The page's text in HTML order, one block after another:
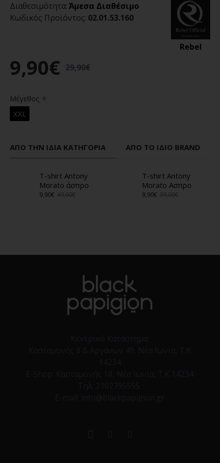
9,90€ 29,90€
Διαθεσιμότητα:Άμεσα Διαθέσιμο
Κωδικός Προϊόντος: 02.01.53.160
Rebel
Μέγεθος
XXL
ΑΠΌ ΤΗΝ ΊΔΙΑ ΚΑΤΗΓΟΡΊΑ ΑΠΌ ΤΟ ΊΔΙΟ BRAND
T-shirt Antony
Morato άσπρο
9,90€ 49,00€
T-shirt Antony
Morato Ασπρο
9,90€ 39,00€